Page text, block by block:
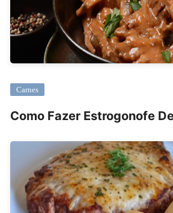
Carnes
Como Fazer Estrogonofe